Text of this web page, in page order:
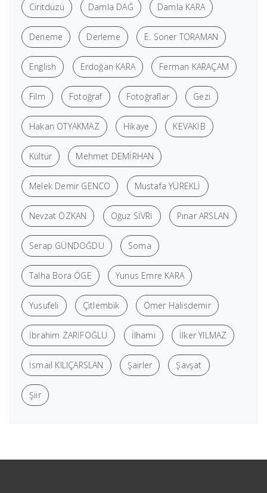
Ciritdüzü Damla DAĞ Damla KARA
Deneme Derleme E. Soner TORAMAN
English Erdoğan KARA Ferman KARAÇAM
Film Fotoğraf Fotoğraflar Gezi
Hakan OTYAKMAZ Hikaye KEVAKİB
Kültür Mehmet DEMİRHAN
Melek Demir GENCO Mustafa YÜREKLİ
Nevzat ÖZKAN Oğuz SİVRİ Pınar ARSLAN
Serap GÜNDOĞDU Soma
Talha Bora ÖGE Yunus Emre KARA
Yusufeli Çitlembik Ömer Halisdemir
İbrahim ZARİFOĞLU İlhami İlker YILMAZ
İsmail KILIÇARSLAN Şairler Şavşat
Şiir